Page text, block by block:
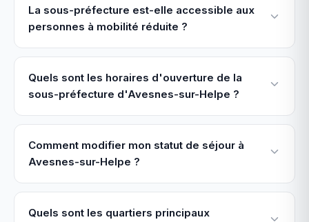
La sous-préfecture est-elle accessible aux
personnes à mobilité réduite ?
Quels sont les horaires d'ouverture de la
sous-préfecture d'Avesnes-sur-Helpe ?
Comment modifier mon statut de séjour à
Avesnes-sur-Helpe ?
Quels sont les quartiers principaux